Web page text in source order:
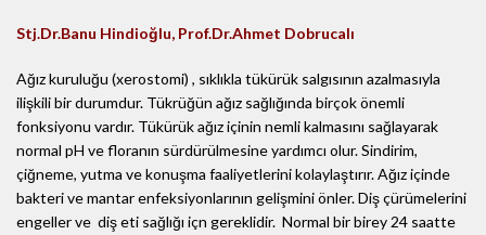
Stj.Dr.Banu Hindioğlu, Prof.Dr.Ahmet Dobrucalı
Ağız kuruluğu (xerostomi) , sıklıkla tükürük salgısının azalmasıyla
ilişkili bir durumdur. Tükrüğün ağız sağlığında birçok önemli
fonksiyonu vardır. Tükürük ağız içinin nemli kalmasını sağlayarak
normal pH ve floranın sürdürülmesine yardımcı olur. Sindirim,
çiğneme, yutma ve konuşma faaliyetlerini kolaylaştırır. Ağız içinde
bakteri ve mantar enfeksiyonlarının gelişmini önler. Diş çürümelerini
engeller ve diş eti sağlığı içn gereklidir. Normal bir birey 24 saatte